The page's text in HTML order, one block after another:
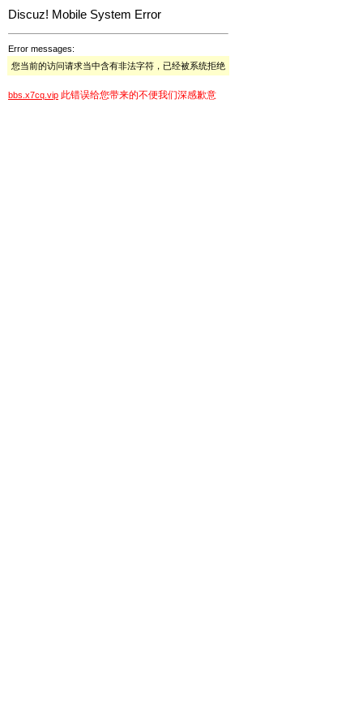
Discuz! Mobile System Error
Error messages:
您当前的访问请求当中含有非法字符，已经被系统拒绝
bbs.x7cq.vip 此错误给您带来的不便我们深感歉意